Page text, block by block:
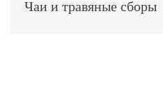
Чаи и травяные сборы